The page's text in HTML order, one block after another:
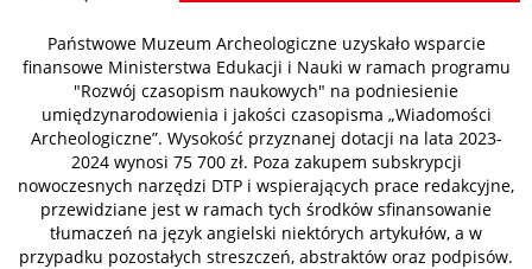
Państwowe Muzeum Archeologiczne uzyskało wsparcie
finansowe Ministerstwa Edukacji i Nauki w ramach programu
"Rozwój czasopism naukowych" na podniesienie
umiędzynarodowienia i jakości czasopisma „Wiadomości
Archeologiczne”. Wysokość przyznanej dotacji na lata 2023-
2024 wynosi 75 700 zł. Poza zakupem subskrypcji
nowoczesnych narzędzi DTP i wspierających prace redakcyjne,
przewidziane jest w ramach tych środków sfinansowanie
tłumaczeń na język angielski niektórych artykułów, a w
przypadku pozostałych streszczeń, abstraktów oraz podpisów.